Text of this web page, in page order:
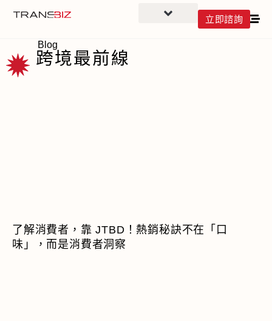
立即諮詢
Blog
跨境最前線
了解消費者，靠 JTBD！熱銷秘訣不在「口
味」，而是消費者洞察